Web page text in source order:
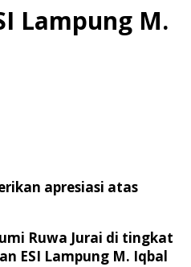
Lampung M.
apresiasi atas
Ruwa Jurai di tingkat
ESI Lampung M. Iqbal